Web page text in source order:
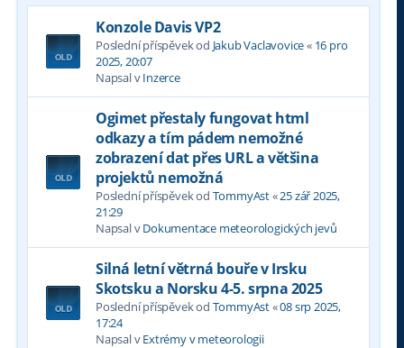
Konzole Davis VP2
Poslední příspěvek od Jakub Vaclavovice« 16 pro
2025, 20:07
Napsal vInzerce
Ogimet přestaly fungovat html
odkazy a tím pádem nemožné
zobrazení dat přes URL a většina
projektů nemožná
Poslední příspěvek od TommyAst«25 zář 2025,
21:29
Napsal vDokumentace meteorologických jevů
Silná letní větrná bouře v Irsku
Skotsku a Norsku 4-5. srpna 2025
Poslední příspěvek od TommyAst«08 srp 2025,
17:24
Napsal vExtrémy v meteorologii